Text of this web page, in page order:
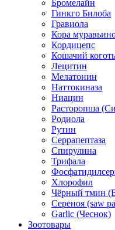
Бромелайн
Гинкго Билоба
Гравиола
Кора
Кордицепс
Кошачий
Лецитин
Мелатонин
Наттокиназа
Ниацин
Расторопша
Родиола
Рутин
Серрапептаза
Спирулина
Трифала
Хлорофил
Чёрный тмин
Сереноя (saw
Garlic (Чеснок)
Зоотовары